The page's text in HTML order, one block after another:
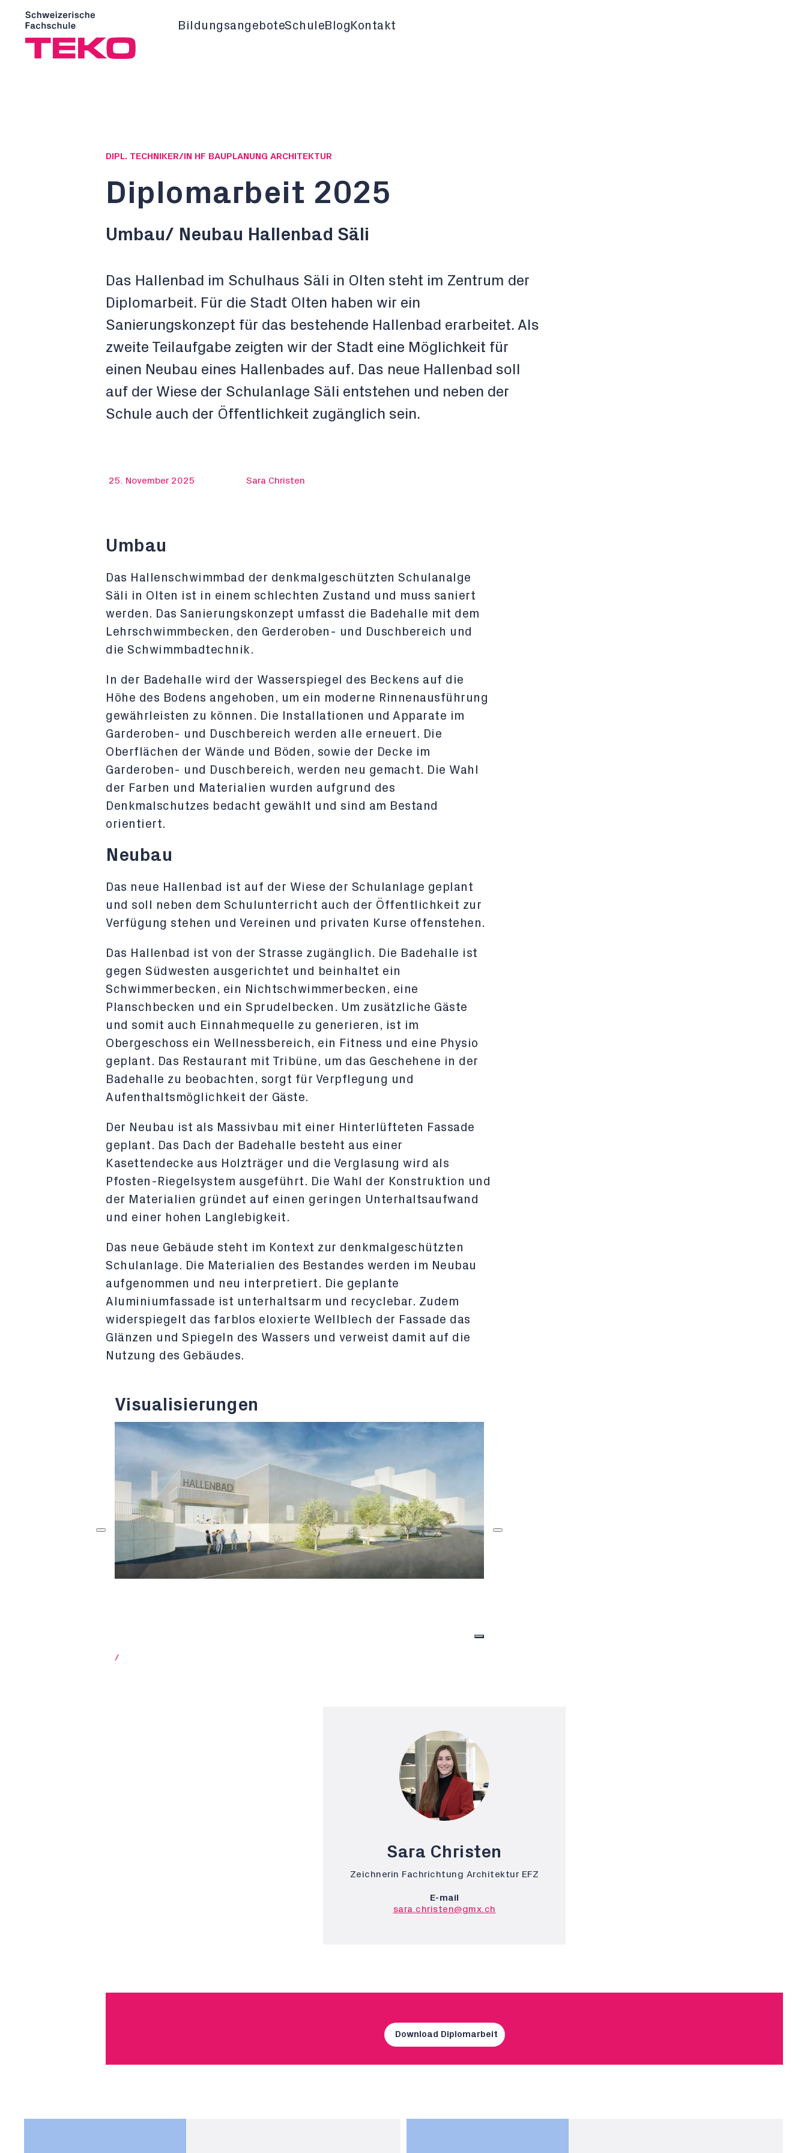
BildungsangeboteSchule Blog Kontakt
DIPL. TECHNIKER/IN HF BAUPLANUNG ARCHITEKTUR
Diplomarbeit 2025
Umbau/ Neubau Hallenbad Säli
Das Hallenbad im Schulhaus Säli in Olten steht im Zentrum der
Diplomarbeit. Für die Stadt Olten haben wir ein
Sanierungskonzept für das bestehende Hallenbad erarbeitet. Als
zweite Teilaufgabe zeigten wir der Stadt eine Möglichkeit für
einen Neubau eines Hallenbades auf. Das neue Hallenbad soll
auf der Wiese der Schulanlage Säli entstehen und neben der
Schule auch der Öffentlichkeit zugänglich sein.
25. November 2025 Sara Christen
Umbau
Das Hallenschwimmbad der denkmalgeschützten Schulanalge
Säli in Olten ist in einem schlechten Zustand und muss saniert
werden. Das Sanierungskonzept umfasst die Badehalle mit dem
Lehrschwimmbecken, den Gerderoben- und Duschbereich und
die Schwimmbadtechnik.
In der Badehalle wird der Wasserspiegel des Beckens auf die
Höhe des Bodens angehoben, um ein moderne Rinnenausführung
gewährleisten zu können. Die Installationen und Apparate im
Garderoben- und Duschbereich werden alle erneuert. Die
Oberflächen der Wände und Böden, sowie der Decke im
Garderoben- und Duschbereich, werden neu gemacht. Die Wahl
der Farben und Materialien wurden aufgrund des
Denkmalschutzes bedacht gewählt und sind am Bestand
orientiert.
Neubau
Das neue Hallenbad ist auf der Wiese der Schulanlage geplant
und soll neben dem Schulunterricht auch der Öffentlichkeit zur
Verfügung stehen und Vereinen und privaten Kurse offenstehen.
Das Hallenbad ist von der Strasse zugänglich. Die Badehalle ist
gegen Südwesten ausgerichtet und beinhaltet ein
Schwimmerbecken, ein Nichtschwimmerbecken, eine
Planschbecken und ein Sprudelbecken. Um zusätzliche Gäste
und somit auch Einnahmequelle zu generieren, ist im
Obergeschoss ein Wellnessbereich, ein Fitness und eine Physio
geplant. Das Restaurant mit Tribüne, um das Geschehene in der
Badehalle zu beobachten, sorgt für Verpflegung und
Aufenthaltsmöglichkeit der Gäste.
Der Neubau ist als Massivbau mit einer Hinterlüfteten Fassade
geplant. Das Dach der Badehalle besteht aus einer
Kasettendecke aus Holzträger und die Verglasung wird als
Pfosten-Riegelsystem ausgeführt. Die Wahl der Konstruktion und
der Materialien gründet auf einen geringen Unterhaltsaufwand
und einer hohen Langlebigkeit.
Das neue Gebäude steht im Kontext zur denkmalgeschützten
Schulanlage. Die Materialien des Bestandes werden im Neubau
aufgenommen und neu interpretiert. Die geplante
Aluminiumfassade ist unterhaltsarm und recyclebar. Zudem
widerspiegelt das farblos eloxierte Wellblech der Fassade das
Glänzen und Spiegeln des Wassers und verweist damit auf die
Nutzung des Gebäudes.
Visualisierungen
/
Sara Christen
Zeichnerin Fachrichtung Architektur EFZ
E-mail
sara.christen@gmx.ch
Download Diplomarbeit